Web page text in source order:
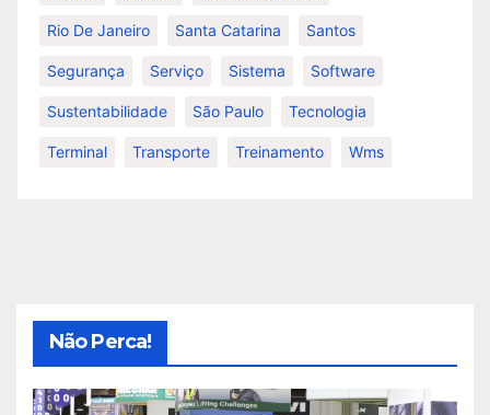
Rio De Janeiro Santa Catarina Santos
Segurança Serviço Sistema Software
Sustentabilidade São Paulo Tecnologia
Terminal Transporte Treinamento Wms
Não Perca!